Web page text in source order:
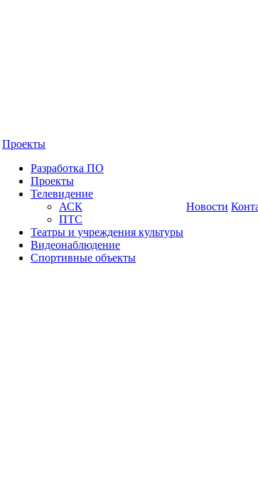
Проекты
Разработка ПО
Проекты
Телевидение
АСК
ПТС
Театры и учреждения культуры
Видеонаблюдение
Спортивные объекты
Новости